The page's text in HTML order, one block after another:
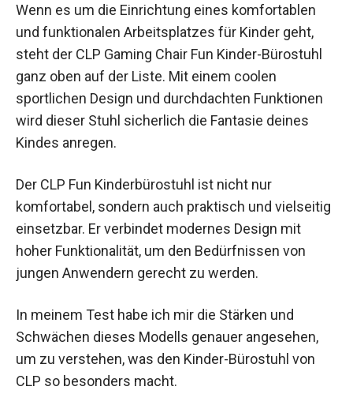
Wenn es um die Einrichtung eines komfortablen
und funktionalen Arbeitsplatzes für Kinder geht,
steht der CLP Gaming Chair Fun Kinder-Bürostuhl
ganz oben auf der Liste. Mit einem coolen
sportlichen Design und durchdachten Funktionen
wird dieser Stuhl sicherlich die Fantasie deines
Kindes anregen.
Der CLP Fun Kinderbürostuhl ist nicht nur
komfortabel, sondern auch praktisch und vielseitig
einsetzbar. Er verbindet modernes Design mit
hoher Funktionalität, um den Bedürfnissen von
jungen Anwendern gerecht zu werden.
In meinem Test habe ich mir die Stärken und
Schwächen dieses Modells genauer angesehen,
um zu verstehen, was den Kinder-Bürostuhl von
CLP so besonders macht.